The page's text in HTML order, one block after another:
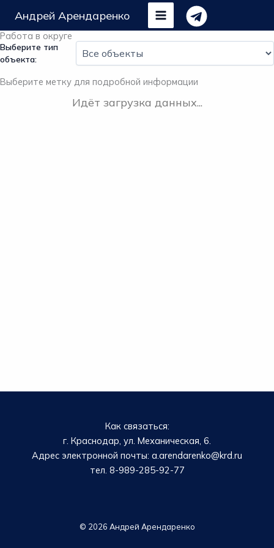
содержимому
Андрей Арендаренко
Работа в округе
Выберите тип
объекта:
Выберите метку для подробной информации
Идёт загрузка данных...
Как связаться:
г. Краснодар, ул. Механическая, 6.
Адрес электронной почты: a.arendarenko@krd.ru
тел. 8-989-285-92-77
© 2026 Андрей Арендаренко